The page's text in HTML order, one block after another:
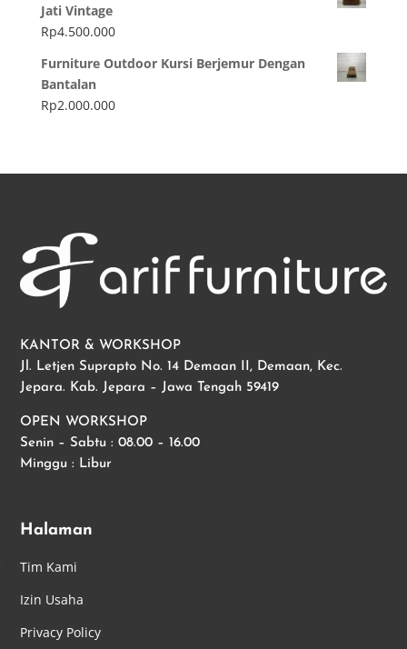
Jati Vintage
Rp4.500.000
Furniture Outdoor Kursi Berjemur Dengan
Bantalan
Rp2.000.000
KANTOR & WORKSHOP
Jl. Letjen Suprapto No. 14 Demaan II, Demaan, Kec.
Jepara. Kab. Jepara – Jawa Tengah 59419
OPEN WORKSHOP
Senin – Sabtu : 08.00 – 16.00
Minggu : Libur
Halaman
Tim Kami
Izin Usaha
Privacy Policy